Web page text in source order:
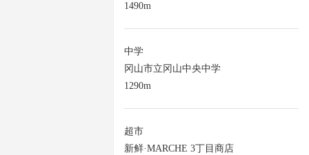
1490m
中学
冈山市立冈山中央中学
1290m
超市
新鲜·MARCHE 3丁目商店